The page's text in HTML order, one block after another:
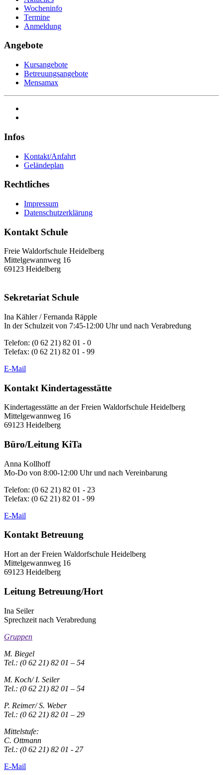
Wocheninfo
Termine
Anmeldung
Angebote
Kursangebote
Betreuungsangebote
Mensamax
Infos
Kontakt/Anfahrt
Geländeplan
Rechtliches
Impressum
Datenschutzerklärung
Kontakt Schule
Freie Waldorfschule Heidelberg
Mittelgewannweg 16
69123 Heidelberg
Sekretariat Schule
Ina Kähler / Fernanda Räpple
In der Schulzeit von 7:45-12:00 Uhr und nach Verabredung
Telefon: (0 62 21) 82 01 - 0
Telefax: (0 62 21) 82 01 - 99
E-Mail
Kontakt Kindertagesstätte
Kindertagesstätte an der Freien Waldorfschule Heidelberg
Mittelgewannweg 16
69123 Heidelberg
Büro/Leitung KiTa
Anna Kollhoff
Mo-Do von 8:00-12:00 Uhr und nach Vereinbarung
Telefon: (0 62 21) 82 01 - 23
Telefax: (0 62 21) 82 01 - 99
E-Mail
Kontakt Betreuung
Hort an der Freien Waldorfschule Heidelberg
Mittelgewannweg 16
69123 Heidelberg
Leitung Betreuung/Hort
Ina Seiler
Sprechzeit nach Verabredung
Gruppen
M. Biegel
Tel.: (0 62 21) 82 01 – 54
M. Koch/ I. Seiler
Tel.: (0 62 21) 82 01 – 54
P. Reimer/ S. Weber
Tel.: (0 62 21) 82 01 – 29
Mittelstufe:
C. Ottmann
Tel.: (0 62 21) 82 01 - 27
E-Mail